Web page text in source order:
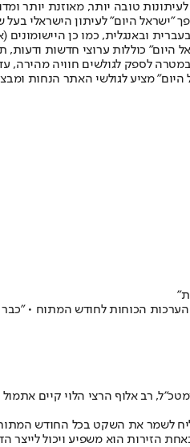
טובה יותר, מאוזנת יותר
המהדורה המודפסת הראשונה פורסמה ב-30 ביולי
כוללות ערוצי חדשות ודעות,
במטרה לספק לגולשים חוויה
מציע לגולשי האתר הנחות
הכוחות לחודש המתוח •
רב אלוף הרצי הלוי קיים
לשמר את השקט בכל החודש
הזירות הוא משפיע ויכול